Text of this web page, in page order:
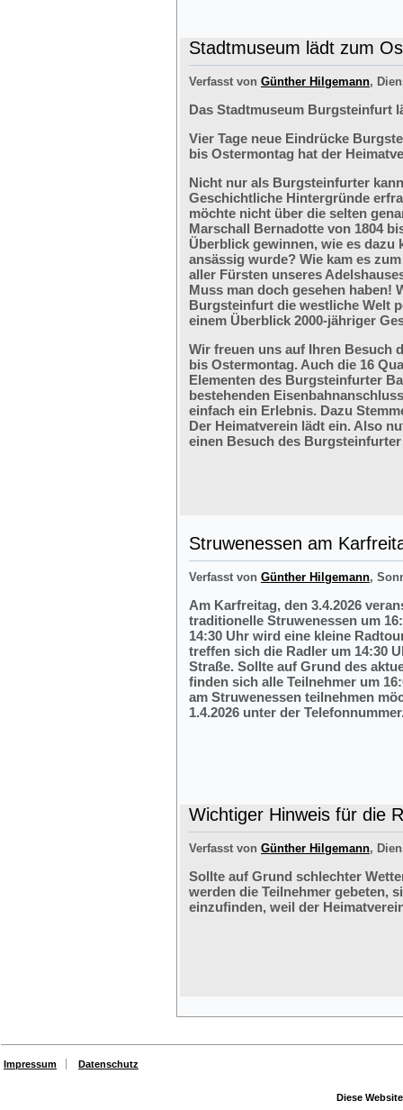
Stadtmuseum lädt zum
Verfasst von Günther Hilgemann,
Das Stadtmuseum Burgsteinfurt
Vier Tage neue Eindrücke
bis Ostermontag hat der
Nicht nur als Burgsteinfurter
Geschichtliche Hintergründe
möchte nicht über die selten
Marschall Bernadotte von 1804
Überblick gewinnen, wie es dazu
ansässig wurde? Wie kam es
aller Fürsten unseres
Muss man doch gesehen haben!
Burgsteinfurt die westliche Welt
einem Überblick 2000-jähriger
Wir freuen uns auf Ihren Besuch
bis Ostermontag. Auch die 16
Elementen des Burgsteinfurter
bestehenden
einfach ein Erlebnis. Dazu
Der Heimatverein lädt ein. Also
einen Besuch des
Struwenessen am
Verfasst von Günther Hilgemann,
Am Karfreitag, den 3.4.2026
traditionelle Struwenessen um
14:30 Uhr wird eine kleine
treffen sich die Radler um 14:30
Straße. Sollte auf Grund des
finden sich alle Teilnehmer um
am Struwenessen teilnehmen
1.4.2026 unter der
Wichtiger Hinweis für die
Verfasst von Günther Hilgemann,
Sollte auf Grund schlechter
werden die Teilnehmer gebeten,
einzufinden, weil der
Impressum Datenschutz
Diese